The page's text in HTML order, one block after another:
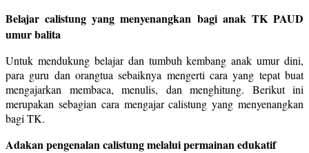
Belajar calistung yang menyenangkan bagi anak TK PAUD
umur balita
Untuk mendukung belajar dan tumbuh kembang anak umur dini,
para guru dan orangtua sebaiknya mengerti cara yang tepat buat
mengajarkan membaca, menulis, dan menghitung. Berikut ini
merupakan sebagian cara mengajar calistung yang menyenangkan
bagi TK.
Adakan pengenalan calistung melalui permainan edukatif